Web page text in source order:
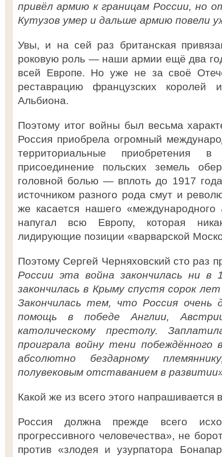
привёл армию к границам России, но
Кутузов умер и дальше армию повели
Увы, и на сей раз британская
роковую роль — наши армии ещё два
всей Европе. Но уже не за своё
реставрацию французских королей
Альбиона.
Поэтому итог войны был весьма
Россия приобрела огромный
территориальные
присоединение польских земель
головной болью — вплоть до 1917
источником разного рода смут и
же касается нашего «международного
напугал всю Европу, которая
лидирующие позиции «варварской
Поэтому Сергей Черняховский сто раз
России эта война закончилась ни
закончилась в Крыму спустя сорок
Закончилась тем, что Россия очень
помощь в победе Англии,
католическому престолу.
проиграла войну тени побеждённого
абсолютно бездарному
полувековым отставанием в
Какой же из всего этого напрашивается
Россия должна прежде всего
прогрессивного человечества», не
против «злодея и узурпатора